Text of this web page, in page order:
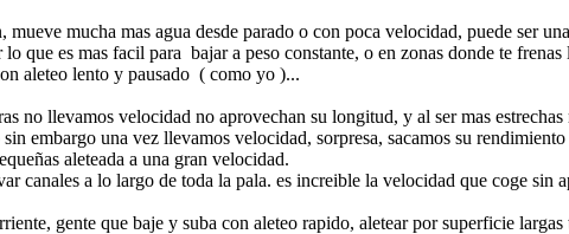
mucha mas agua desde parado o con poca velocidad, puede ser
que es mas facil para bajar a peso constante, o en zonas donde te
aleteo lento y pausado ( como yo )...
no llevamos velocidad no aprovechan su longitud, y al ser mas
embargo una vez llevamos velocidad, sorpresa, sacamos su
aleteada a una gran velocidad.
canales a lo largo de toda la pala. es increible la velocidad que coge sin
gente que baje y suba con aleteo rapido, aletear por superficie